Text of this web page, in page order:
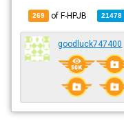
269 of F-HPJB 21478
goodluck747400